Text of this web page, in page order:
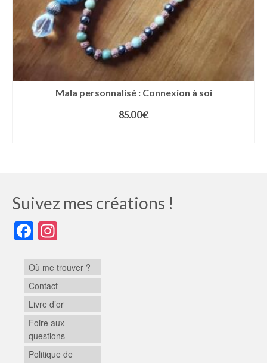
Mala personnalisé : Connexion à soi
85.00€
Suivez mes créations !
Facebook
Où me trouver ?
Contact
Livre d’or
Foire aux
questions
Politique de